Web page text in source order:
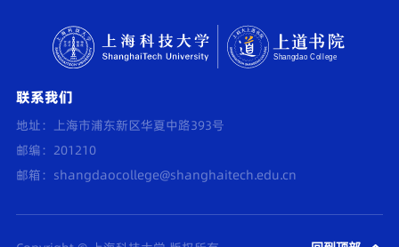
联系我们
地址：上海市浦东新区华夏中路393号
邮编：201210
邮箱： shangdaocollege@shanghaitech.edu.cn